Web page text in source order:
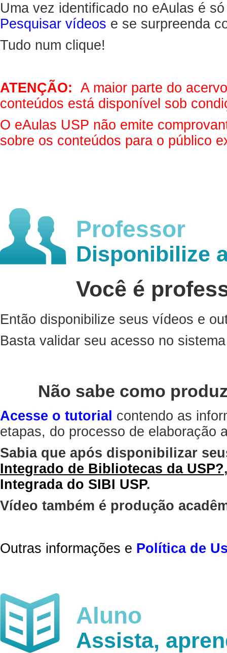
Uma vez identificado no eAulas é
Pesquisar vídeos e se surpreenda
Tudo num clique!
ATENÇÃO: A maior parte do
conteúdos está disponível sob
O eAulas USP não emite
sobre os conteúdos para o público
Professor
Disponibilize
Você é
Então disponibilize seus vídeos e
Basta validar seu acesso no
Não sabe como
Acesse o tutorial contendo as
etapas, do processo de elaboração
Sabia que após disponibilizar
Integrado de Bibliotecas da USP?
Integrada do SIBI USP.
Vídeo também é produção
Outras informações e Política de
Aluno
Assista,